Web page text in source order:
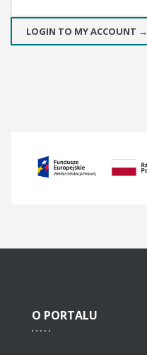
LOGIN TO MY ACCOUNT →
O PORTALU